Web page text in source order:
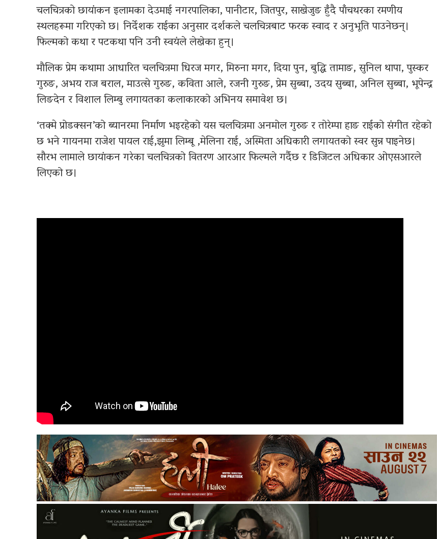
चलचित्रको छायांकन इलामका देउमाई नगरपालिका, पानीटार, जितपुर, साखेजुङ हुँदै पाँचथरका रमणीय
स्थलहरूमा गरिएको छ। निर्देशक राईका अनुसार दर्शकले चलचित्रबाट फरक स्वाद र अनुभूति पाउनेछन्।
फिल्मको कथा र पटकथा पनि उनी स्वयंले लेखेका हुन्।
माैलिक प्रेम कथामा आधारित चलचित्रमा धिरज मगर, मिरुना मगर, दिया पुन, बुद्धि तामाङ, सुनिल थापा, पुस्कर
गुरुङ, अभय राज बराल, माउत्से गुरुङ, कविता आले, रजनी गुरुङ, प्रेम सुब्बा, उदय सुब्बा, अनिल सुब्बा, भूपेन्द्र
लिङदेन र विशाल लिम्बु लगायतका कलाकारको अभिनय समावेश छ।
‘तक्मे प्रोडक्सन’को ब्यानरमा निर्माण भइरहेको यस चलचित्रमा अनमोल गुरुङ र तोरेम्पा हाङ राईको संगीत रहेको
छ भने गायनमा राजेश पायल राई,झुमा लिम्बू ,मेलिना राई, अस्मिता अधिकारी लगायतको स्वर सुन्न पाइनेछ।
सौरभ लामाले छायांकन गरेका चलचित्रको वितरण आरआर फिल्मले गर्दैछ र डिजिटल अधिकार ओएसआरले
लिएको छ।